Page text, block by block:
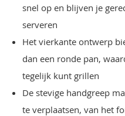
snel op en blijven je
serveren
Het vierkante ontwerp
dan een ronde pan,
tegelijk kunt grillen
De stevige handgreep
te verplaatsen, van het